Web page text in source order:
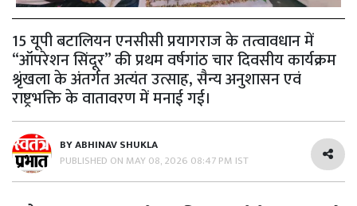
15 यूपी बटालियन एनसीसी प्रयागराज के तत्वावधान में
“ऑपरेशन सिंदूर” की प्रथम वर्षगांठ चार दिवसीय कार्यक्रम
श्रृंखला के अंतर्गत अत्यंत उत्साह, सैन्य अनुशासन एवं
राष्ट्रभक्ति के वातावरण में मनाई गई।
BYABHINAV SHUKLA
PUBLISHED ON MAY 08, 2026 08:47 PM IST